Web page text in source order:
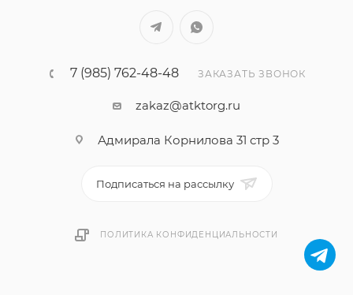
7 (985) 762-48-48 ЗАКАЗАТЬ ЗВОНОК
zakaz@atktorg.ru
Адмирала Корнилова 31 стр 3
Подписаться на рассылку
ПОЛИТИКА КОНФИДЕНЦИАЛЬНОСТИ